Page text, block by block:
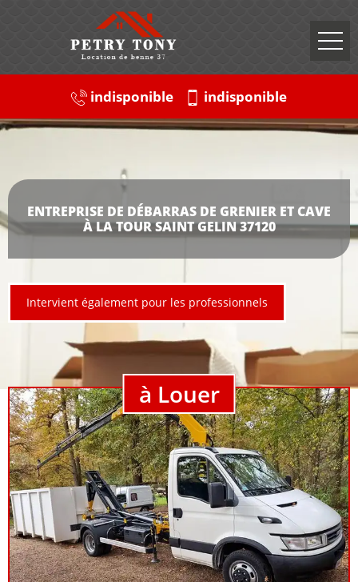
indisponible indisponible
ENTREPRISE DE DÉBARRAS DE GRENIER ET CAVE
À LA TOUR SAINT GELIN 37120
Intervient également pour les professionnels
à Louer